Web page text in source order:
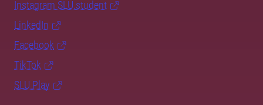
Instagram SLU.student
LinkedIn
Facebook
TikTok
SLU Play